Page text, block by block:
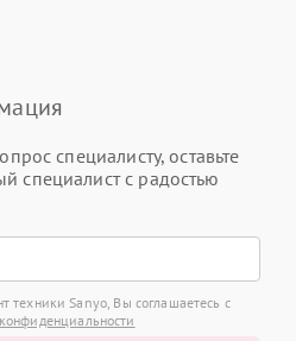
специалисту, оставьте
специалист с радостью
техники Sanyo, Вы соглашаетесь с